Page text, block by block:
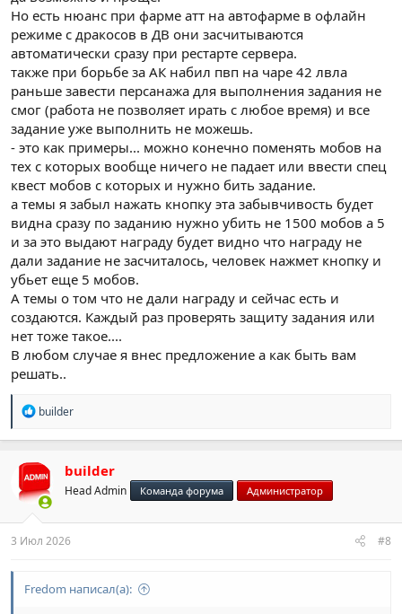
Но есть нюанс при фарме атт на автофарме в офлайн
режиме с дракосов в ДВ они засчитываются
автоматически сразу при рестарте сервера.
также при борьбе за АК набил пвп на чаре 42 лвла
раньше завести персанажа для выполнения задания не
смог (работа не позволяет ирать с любое время) и все
задание уже выполнить не можешь.
- это как примеры... можно конечно поменять мобов на
тех с которых вообще ничего не падает или ввести спец
квест мобов с которых и нужно бить задание.
а темы я забыл нажать кнопку эта забывчивость будет
видна сразу по заданию нужно убить не 1500 мобов а 5
и за это выдают награду будет видно что награду не
дали задание не засчиталось, человек нажмет кнопку и
убьет еще 5 мобов.
А темы о том что не дали награду и сейчас есть и
создаются. Каждый раз проверять защиту задания или
нет тоже такое....
В любом случае я внес предложение а как быть вам
решать..
Р
а
ц
и
и
:
builder
builder
Head Admin Команда форума Администратор
3 Июл 2026 #8
Fredom написал(а):